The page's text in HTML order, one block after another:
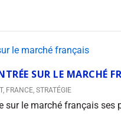
SUR LE MARCHÉ
, FRANCE,STRATÉGIE
sur le marché français